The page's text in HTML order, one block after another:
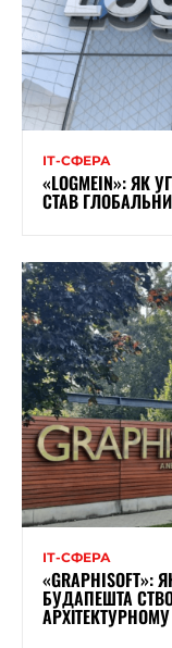
ІТ-СФЕРА
«LOGMEIN»: ЯК
СТАВ
ІТ-СФЕРА
БУДАПЕШТА